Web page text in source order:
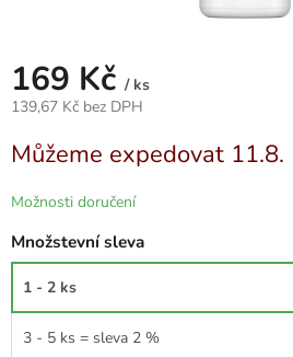
169 Kč / ks
139,67 Kč bez DPH
cena:
Můžeme expedovat 11.8.
Možnosti doručení
Množstevní sleva
1 - 2 ks
3 - 5 ks = sleva 2 %